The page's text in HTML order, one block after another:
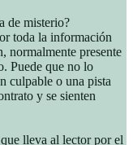
de misterio?
toda la información
normalmente presente
Puede que no lo
culpable o una pista
y se sienten
lleva al lector por el